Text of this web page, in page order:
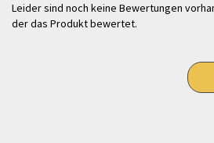
Leider sind noch keine Bewertungen
der das Produkt bewertet.